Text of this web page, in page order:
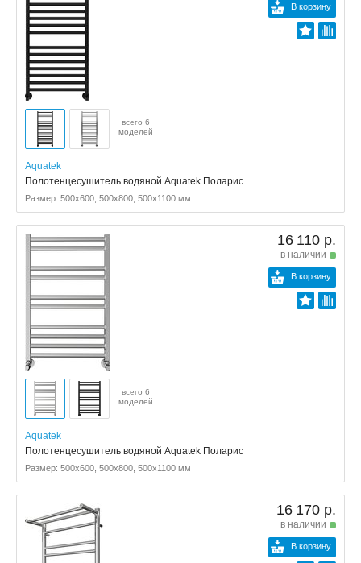
В корзину
всего 6
моделей
Aquatek
Полотенцесушитель водяной Aquatek Поларис
Размер: 500x600, 500x800, 500x1100 мм
16 110 р.
в наличии
В корзину
всего 6
моделей
Aquatek
Полотенцесушитель водяной Aquatek Поларис
Размер: 500x600, 500x800, 500x1100 мм
16 170 р.
в наличии
В корзину